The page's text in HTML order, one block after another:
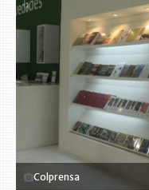
Colprensa